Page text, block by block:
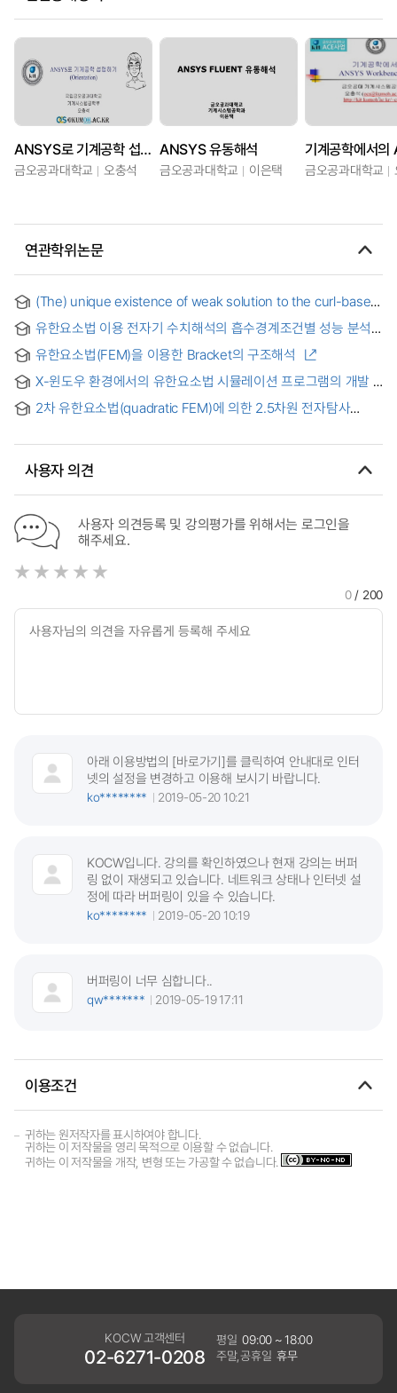
ANSYS로 기계공학 섭렵하기
금오공과대학교 오충석
ANSYS 유동해석
금오공과대학교 이은택 금오공과대학교
연관학위논문
(The) unique existence of weak solution to the curl-based
vector wave equation with first order absorbing boundary
condition
유한요소법 이용 전자기 수치해석의 흡수경계조건별 성능 분석
= Performance Analysis of Electromagnetic Numerical
Simulations Using the Finite Element Method with
Absorbing Boundary Conditions
유한요소법(FEM)을 이용한 Bracket의 구조해석
X-윈도우 환경에서의 유한요소법 시뮬레이션 프로그램의 개발
2차 유한요소법(quadratic FEM)에 의한 2.5차원 전자탐사
사용자 의견
사용자 의견등록 및 강의평가를 위해서는 로그인을
해주세요.
0/ 200
아래 이용방법의 [바로가기]를 클릭하여 안내대로 인터
넷의 설정을 변경하고 이용해 보시기 바랍니다.
ko********
2019-05-20 10:21
KOCW입니다. 강의를 확인하였으나 현재 강의는 버퍼
링 없이 재생되고 있습니다. 네트워크 상태나 인터넷 설
정에 따라 버퍼링이 있을 수 있습니다.
ko********
2019-05-20 10:19
버퍼링이 너무 심합니다..
qw*******
2019-05-19 17:11
이용조건
귀하는 원저작자를 표시하여야 합니다.
귀하는 이 저작물을 영리 목적으로 이용할 수 없습니다.
귀하는 이 저작물을 개작, 변형 또는 가공할 수 없습니다.
KOCW 고객센터
02-6271-0208
평일 09:00 ~ 18:00
주말,공휴일 휴무